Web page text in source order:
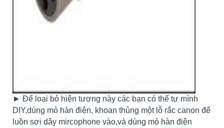
► Để loại bỏ hiện tượng này các bạn có thể tự mình
DIY,dùng mỏ hàn điện, khoan thủng một lỗ rắc canon để
luồn sợi dây mircophone vào,và dùng mỏ hàn điện